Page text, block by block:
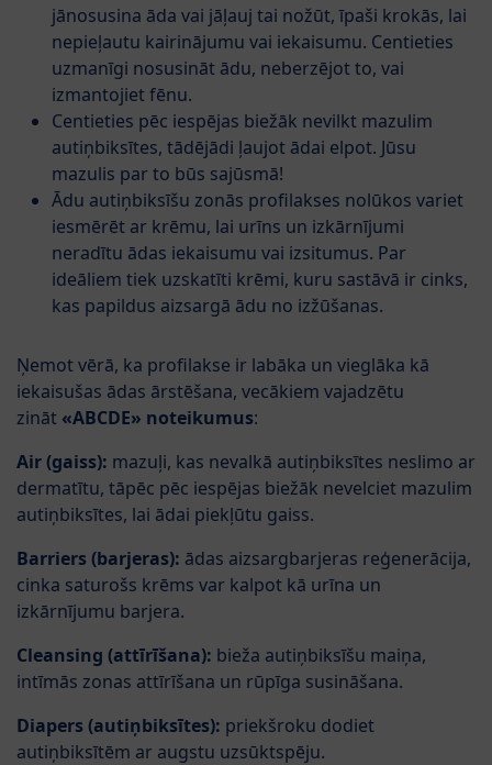
jānosusina āda vai jāļauj tai nožūt, īpaši krokās, lai
nepieļautu kairinājumu vai iekaisumu. Centieties
uzmanīgi nosusināt ādu, neberzējot to, vai
izmantojiet fēnu.
Centieties pēc iespējas biežāk nevilkt mazulim
autiņbiksītes, tādējādi ļaujot ādai elpot. Jūsu
mazulis par to būs sajūsmā!
Ādu autiņbiksīšu zonās profilakses nolūkos variet
iesmērēt ar krēmu, lai urīns un izkārnījumi
neradītu ādas iekaisumu vai izsitumus. Par
ideāliem tiek uzskatīti krēmi, kuru sastāvā ir cinks,
kas papildus aizsargā ādu no izžūšanas.
Ņemot vērā, ka profilakse ir labāka un vieglāka kā
iekaisušas ādas ārstēšana, vecākiem vajadzētu
zināt «ABCDE» noteikumus:
Air (gaiss): mazuļi, kas nevalkā autiņbiksītes neslimo ar
dermatītu, tāpēc pēc iespējas biežāk nevelciet mazulim
autiņbiksītes, lai ādai piekļūtu gaiss.
Barriers (barjeras): ādas aizsargbarjeras reģenerācija,
cinka saturošs krēms var kalpot kā urīna un
izkārnījumu barjera.
Cleansing (attīrīšana): bieža autiņbiksīšu maiņa,
intīmās zonas attīrīšana un rūpīga susināšana.
Diapers (autiņbiksītes): priekšroku dodiet
autiņbiksītēm ar augstu uzsūktspēju.